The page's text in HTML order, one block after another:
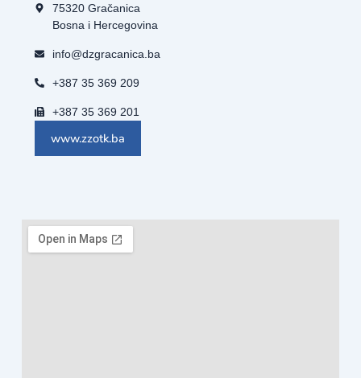
75320 Gračanica
Bosna i Hercegovina
info@dzgracanica.ba
+387 35 369 209
+387 35 369 201
www.zzotk.ba